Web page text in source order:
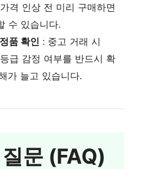
격 인상 전 미리 구매하면
수 있습니다.
품 확인 : 중고 거래 시
급 감정 여부를 반드시 확
가 늘고 있습니다.
문 (FAQ)